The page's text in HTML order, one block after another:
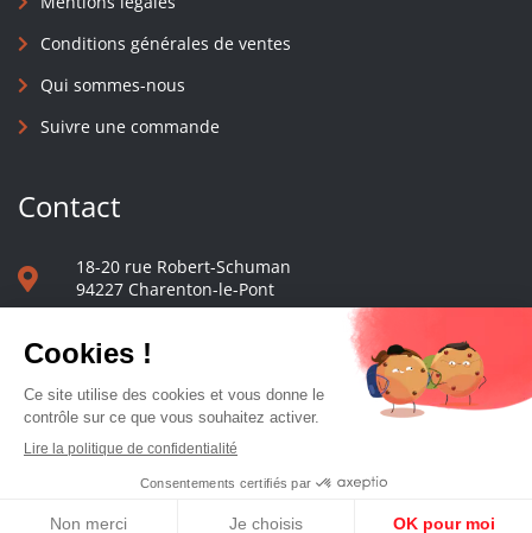
Conditions générales de ventes
Qui sommes-nous
Suivre une commande
Contact
18-20 rue Robert-Schuman
94227 Charenton-le-Pont